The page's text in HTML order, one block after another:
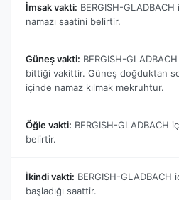
İmsak vakti: BERGISH-
namazı saatini belirtir.
Güneş vakti: BERGISH-
bittiği vakittir. Güneş doğduktan
içinde namaz kılmak mekruhtur.
Öğle vakti: BERGISH-GLADBACH
belirtir.
İkindi vakti: BERGISH-GLADBACH
başladığı saattir.